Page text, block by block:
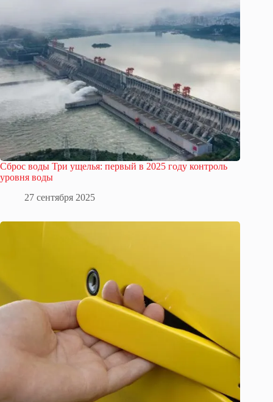
Сброс воды Три ущелья: первый в 2025 году контроль
уровня воды
27 сентября 2025